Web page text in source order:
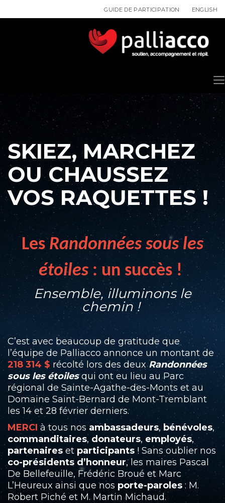
GUIDE DE PARTICIPATION ENGLISH
SKIEZ, MARCHEZ
OU CHAUSSEZ
VOS RAQUETTES !
LesRandonnées sous les
étoiles: un succès !
Ensemble, illuminons le
chemin !
C’est avec beaucoup de gratitude que
l’équipe de Palliacco annonce un montant de
218 314 $ récolté lors des deuxRandonnées
sous les étoilesqui ont eu lieu au Parc
régional de Sainte-Agathe-des-Monts et au
Domaine Saint-Bernard de Mont-Tremblant
les 14 et 28 février derniers.
MERCIà tous nos ambassadeurs, bénévoles,
commanditaires, donateurs, employés,
partenaires et participants ! Sans oublier nos
co-présidents d’honneur, les maires Pascal
De Bellefeuille, Frédéric Broué et Marc
L’Heureux ainsi que nos porte-paroles : M.
Robert Piché et M. Martin Michaud.